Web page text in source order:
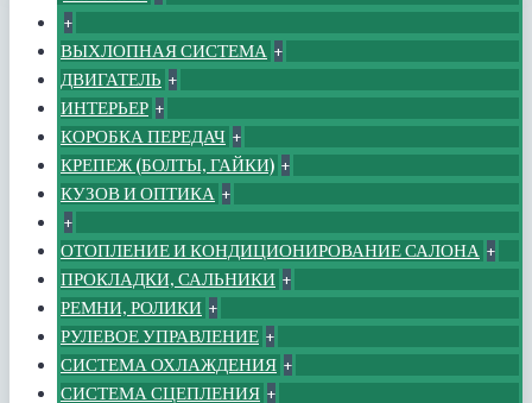
+
ВЫХЛОПНАЯ СИСТЕМА +
ДВИГАТЕЛЬ +
ИНТЕРЬЕР +
КОРОБКА ПЕРЕДАЧ +
КРЕПЕЖ (БОЛТЫ, ГАЙКИ) +
КУЗОВ И ОПТИКА +
+
ОТОПЛЕНИЕ И КОНДИЦИОНИРОВАНИЕ САЛОНА +
ПРОКЛАДКИ, САЛЬНИКИ +
РЕМНИ, РОЛИКИ +
РУЛЕВОЕ УПРАВЛЕНИЕ +
СИСТЕМА ОХЛАЖДЕНИЯ +
СИСТЕМА СЦЕПЛЕНИЯ +